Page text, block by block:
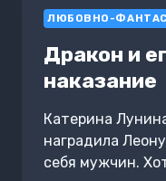
ЛЮБОВНО-
Дракон и
наказание
Катерина
наградила
себя мужчин.